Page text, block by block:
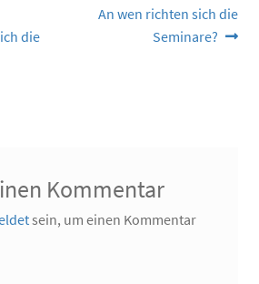
die
Nächster
An wen richten sich die
Seminare?
Kommentar
sein, um einen Kommentar